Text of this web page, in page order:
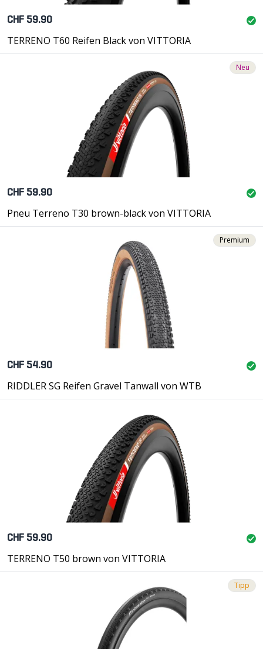
CHF 59.90
TERRENO T60 Reifen Black von VITTORIA
Neu
CHF 59.90
Pneu Terreno T30 brown-black von VITTORIA
Premium
CHF 54.90
RIDDLER SG Reifen Gravel Tanwall von WTB
CHF 59.90
TERRENO T50 brown von VITTORIA
Tipp